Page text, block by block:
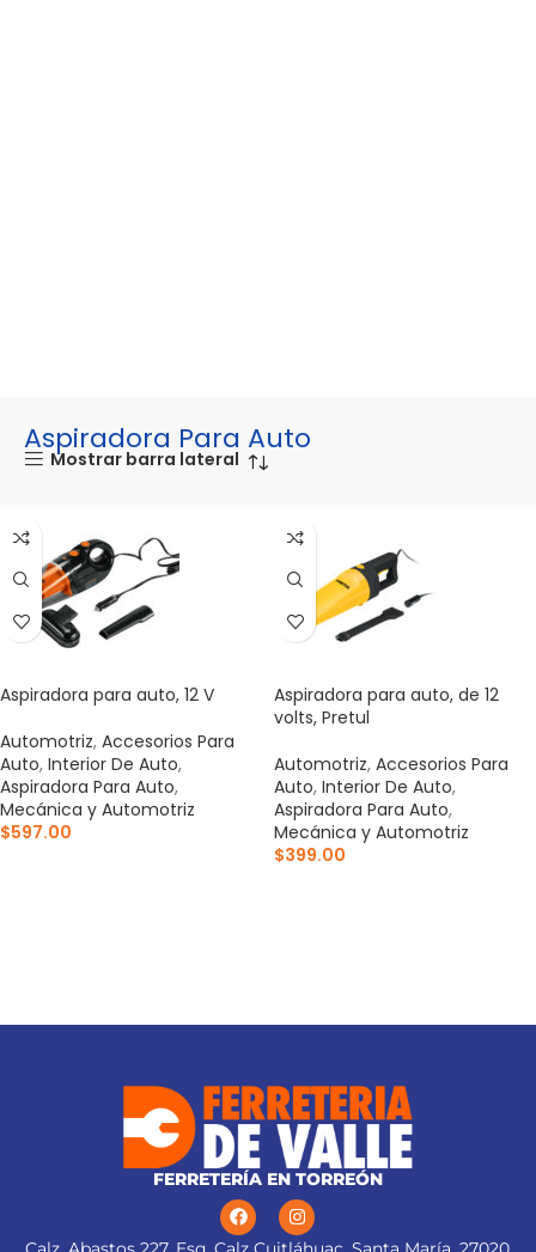
Aspiradora Para Auto
Mostrar barra lateral
Aspiradora para auto, 12 V
Automotriz, Accesorios Para
Auto, Interior De Auto,
Aspiradora Para Auto,
Mecánica y Automotriz
$597.00
Aspiradora para auto, de 12
volts, Pretul
Automotriz, Accesorios Para
Auto, Interior De Auto,
Aspiradora Para Auto,
Mecánica y Automotriz
$399.00
FERRETERÍA EN TORREÓN